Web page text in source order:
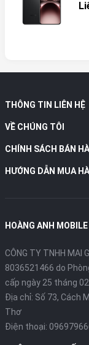
THÔNG TIN LIÊN HỆ
VỀ CHÚNG TÔI
CHÍNH SÁCH BÁN
HƯỚNG DẪN MUA
HOÀNG ANH
CÔNG TY TNHH MAI
8036521466 do
cấp ngày 25 tháng
Địa chỉ: Số 73, Cách
Thơ
Điện thoại: